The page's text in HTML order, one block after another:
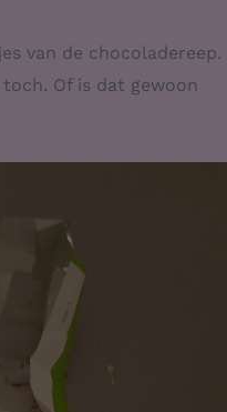
van de chocoladereep.
Of is dat gewoon